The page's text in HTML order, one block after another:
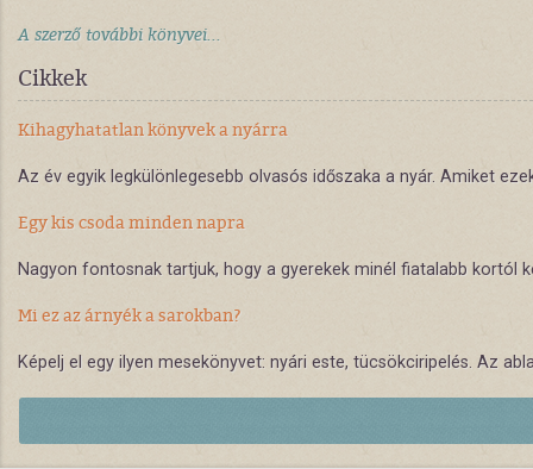
A szerző további könyvei...
Cikkek
Kihagyhatatlan könyvek a nyárra
Az év egyik legkülönlegesebb olvasós időszaka a nyár. Amiket
Egy kis csoda minden napra
Nagyon fontosnak tartjuk, hogy a gyerekek minél fiatalabb kortól
Mi ez az árnyék a sarokban?
Képelj el egy ilyen mesekönyvet: nyári este, tücsökciripelés. Az